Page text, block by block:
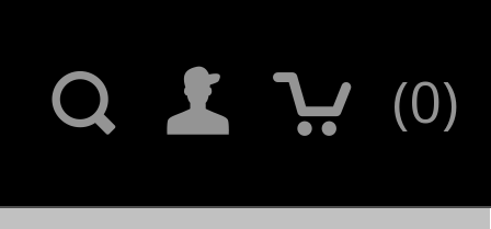
(0)